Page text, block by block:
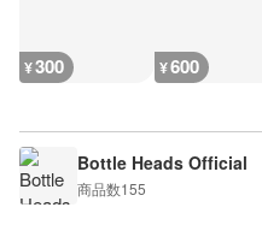
¥300 ¥600
Bottle Heads Official
商品数155